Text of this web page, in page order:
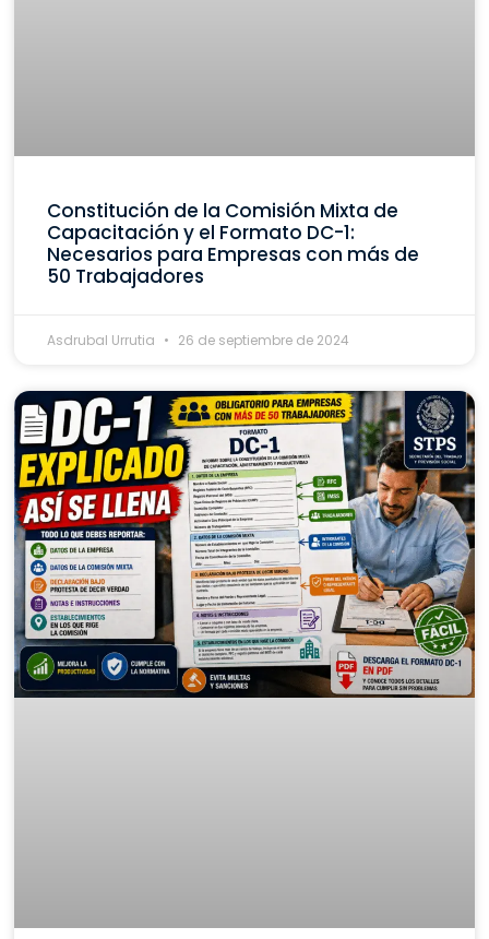
Constitución de la Comisión Mixta de
Capacitación y el Formato DC-1:
Necesarios para Empresas con más de
50 Trabajadores
Asdrubal Urrutia 26 de septiembre de 2024